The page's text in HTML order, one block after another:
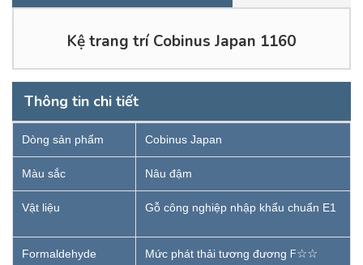
Kệ trang trí Cobinus Japan 1160
Thông tin chi tiết
Dòng sản phẩm Cobinus Japan
Màu sắc Nâu đậm
Vật liệu Gỗ công nghiệp nhập khẩu chuẩn E1
Formaldehyde Mức phát thải tương đương F☆☆